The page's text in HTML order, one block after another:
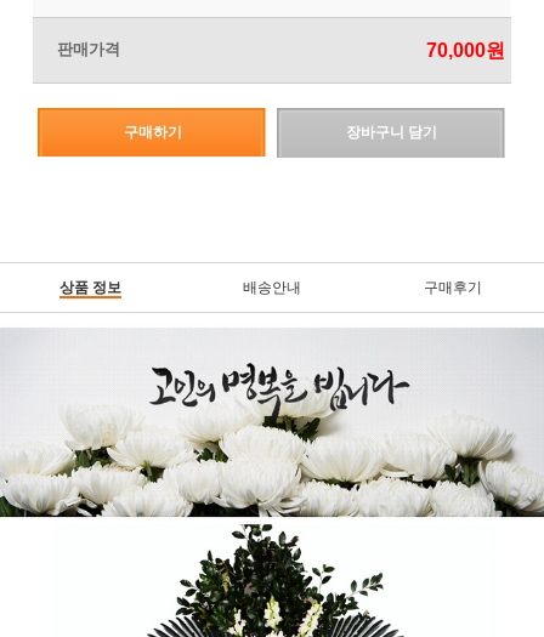
판매가격 70,000원
구매하기 장바구니 담기
상품 정보 배송안내 구매후기